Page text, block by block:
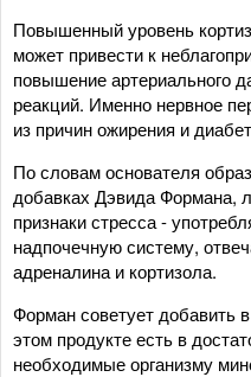
Повышенный уровень
может привести к
повышение артериального
реакций. Именно нервное
из причин ожирения и
По словам основателя
добавках Дэвида Формана,
признаки стресса -
надпочечную систему,
адреналина и кортизола.
Форман советует
этом продукте есть в
необходимые организму